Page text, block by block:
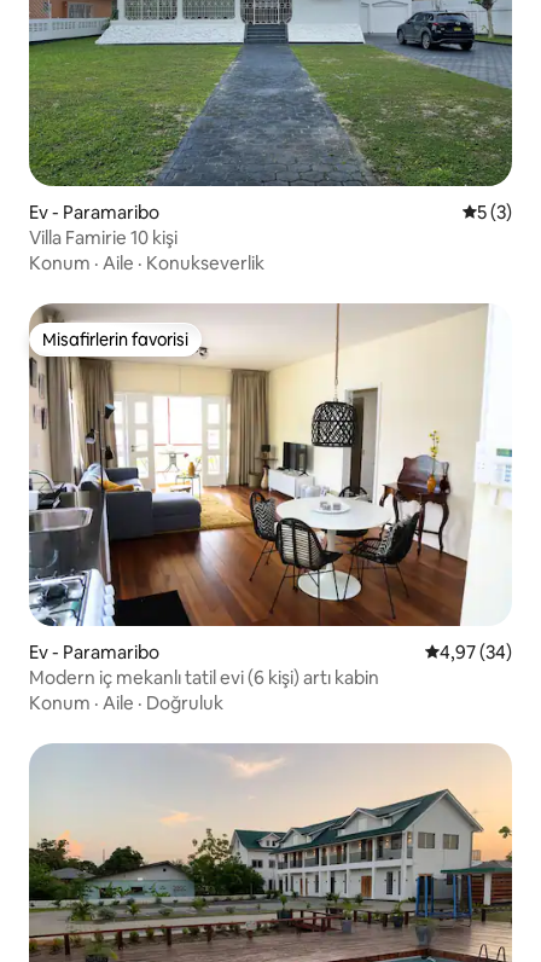
Ev - Paramaribo 55 (3)
Villa Famirie 10 kişi
Konum · Aile · Konukseverlik
Misafirlerin favorisi
Misafirlerin favorisi
Ev - Paramaribo 5 üzerinden
4,97 (34)
Modern iç mekanlı tatil evi (6 kişi) artı kabin
Konum · Aile · Doğruluk